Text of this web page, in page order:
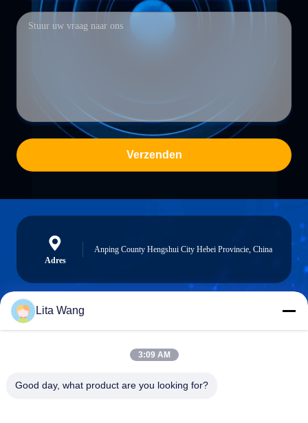
Verzenden
Adres
Anping County Hengshui City Hebei Provincie, China
Lita Wang
3:09 AM
Good day, what product are you looking for?